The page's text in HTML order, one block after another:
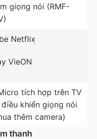
hoạ sản phẩm
giọng nói (RMF-
Netflix
VieON
tích hợp trên TV
điều khiển giọng nói
thêm camera)
thanh